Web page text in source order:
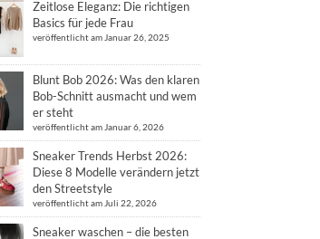
Zeitlose Eleganz: Die richtigen
Basics für jede Frau
veröffentlicht am Januar 26, 2025
Blunt Bob 2026: Was den klaren
Bob-Schnitt ausmacht und wem
er steht
veröffentlicht am Januar 6, 2026
Sneaker Trends Herbst 2026:
Diese 8 Modelle verändern jetzt
den Streetstyle
veröffentlicht am Juli 22, 2026
Sneaker waschen – die besten